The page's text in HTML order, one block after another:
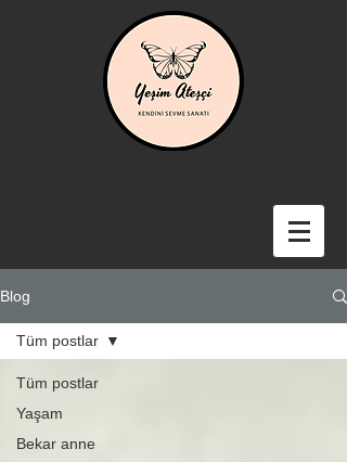
Blog
Tüm postlar
Yaşam
Bekar anne
Tüm postlar